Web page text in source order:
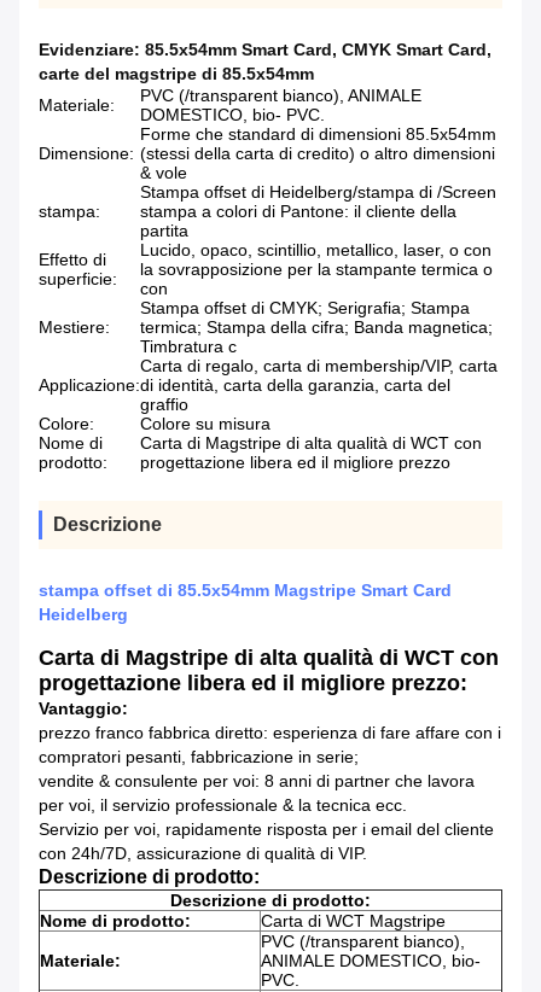
Evidenziare: 85.5x54mm Smart Card, CMYK Smart Card,
carte del magstripe di 85.5x54mm
Materiale:
PVC (/transparent bianco), ANIMALE
DOMESTICO, bio- PVC.
Dimensione:
Forme che standard di dimensioni 85.5x54mm
(stessi della carta di credito) o altro dimensioni
& vole
stampa:
Stampa offset di Heidelberg/stampa di /Screen
stampa a colori di Pantone: il cliente della
partita
Effetto di
superficie:
Lucido, opaco, scintillio, metallico, laser, o con
la sovrapposizione per la stampante termica o
con
Mestiere:
Stampa offset di CMYK; Serigrafia; Stampa
termica; Stampa della cifra; Banda magnetica;
Timbratura c
Applicazione:
Carta di regalo, carta di membership/VIP, carta
di identità, carta della garanzia, carta del
graffio
Colore:
Colore su misura
Nome di
prodotto:
Carta di Magstripe di alta qualità di WCT con
progettazione libera ed il migliore prezzo
Descrizione
stampa offset di 85.5x54mm Magstripe Smart Card
Heidelberg
Carta di Magstripe di alta qualità di WCT con
progettazione libera ed il migliore prezzo:
Vantaggio:
prezzo franco fabbrica diretto: esperienza di fare affare con i
compratori pesanti, fabbricazione in serie;
vendite & consulente per voi: 8 anni di partner che lavora
per voi, il servizio professionale & la tecnica ecc.
Servizio per voi, rapidamente risposta per i email del cliente
con 24h/7D, assicurazione di qualità di VIP.
Descrizione di prodotto:
Descrizione di prodotto:
Nome di prodotto:
Carta di WCT Magstripe
Materiale:
PVC (/transparent bianco),
ANIMALE DOMESTICO, bio-
PVC.